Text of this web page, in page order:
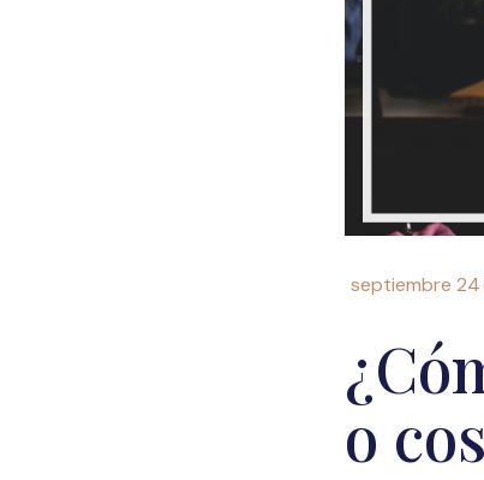
septiembre
o